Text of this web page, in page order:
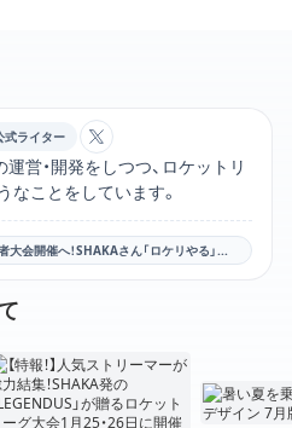
式ライター
ひかるんのXアカウン
営・開発をしつつ、ロケットリ
なことをしています。
配信者大会開催へ！SHAKAさん「ロケリやる」完全初心者による大会が1月に開催へ